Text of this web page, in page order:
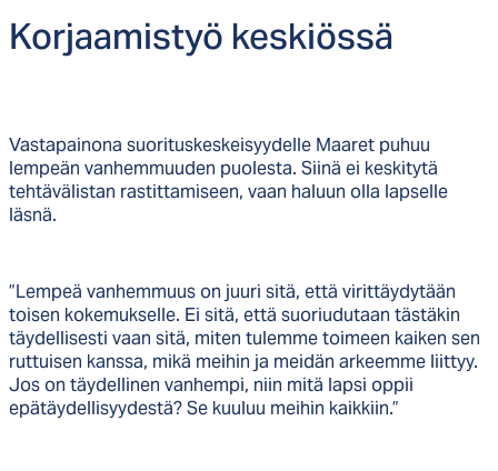
Kor­jaa­mis­työ kes­kiös­sä
Vastapainona suorituskeskeisyydelle Maaret puhuu
lempeän vanhemmuuden puolesta. Siinä ei keskitytä
tehtävälistan rastittamiseen, vaan haluun olla lapselle
läsnä.
”Lempeä vanhemmuus on juuri sitä, että virittäydytään
toisen kokemukselle. Ei sitä, että suoriudutaan tästäkin
täydellisesti vaan sitä, miten tulemme toimeen kaiken sen
ruttuisen kanssa, mikä meihin ja meidän arkeemme liittyy.
Jos on täydellinen vanhempi, niin mitä lapsi oppii
epätäydellisyydestä? Se kuuluu meihin kaikkiin.”